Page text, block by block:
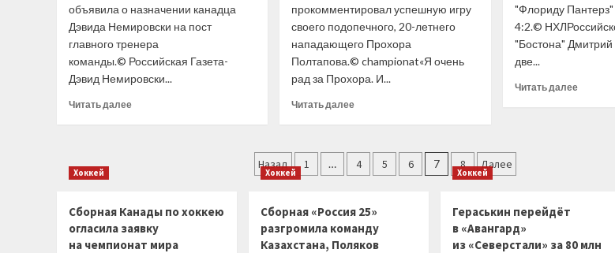
офф
КХЛ
и
вперёд
— 2-
объявила о назначении канадца
Дэвида Немировски на пост
главного тренера
команды.© Российская Газета-
Дэвид Немировски...
Читать далееПрочитать
главным
тренером
«Сибири»
прокомментировал успешную игру
своего подопечного, 20-летнего
нападающего Прохора
Полтапова.© championat«Я очень
рад за Прохора. И...
Читать далееПрочитать
объяснил,
с чем
зрелая
Полтапова
"Флориду Пантерз"
4:2.©
"Бостона"
две...
Читать далее
Пагинация
записей
Назад 1 … 4 5 6 7 8 Далее
Хоккей
Сборная Канады по хоккею
огласила заявку
на чемпионат мира
Хоккей
Сборная «Россия 25»
разгромила команду
Казахстана, Поляков
Хоккей
Гераськин перейдёт
в «Авангард»
из «Северстали» за 80 млн